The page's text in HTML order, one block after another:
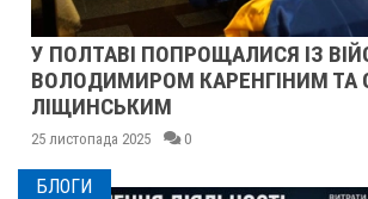
У ПОЛТАВІ ПОПРОЩАЛИСЯ ІЗ
ВОЛОДИМИРОМ КАРЕНГІНИМ ТА
ЛІЩИНСЬКИМ
25 листопада 2025 0
БЛОГИ